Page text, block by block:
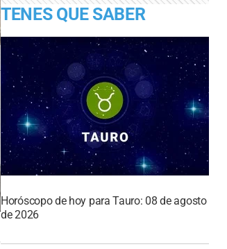
TENES QUE SABER
Horóscopo de hoy para Tauro: 08 de agosto
de 2026